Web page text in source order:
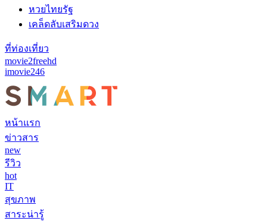
หวยไทยรัฐ
เคล็ดลับเสริมดวง
ที่ท่องเที่ยว
movie2freehd
imovie246
หน้าแรก
ข่าวสาร
new
รีวิว
hot
IT
สุขภาพ
สาระน่ารู้